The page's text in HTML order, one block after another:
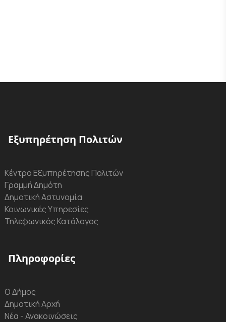
Εξυπηρέτηση Πολιτών
Κέντρο Εξυπηρέτησης Πολιτών
Γραμμή Δημότη
Δημοτική Αστυνομία
Κοινωνικές Υπηρεσίες
Τηλεφωνικός Κατάλογος
Πληροφορίες
Ο Δήμος
Δημοτική Αρχή
Νέα - Ανακοινώσεις